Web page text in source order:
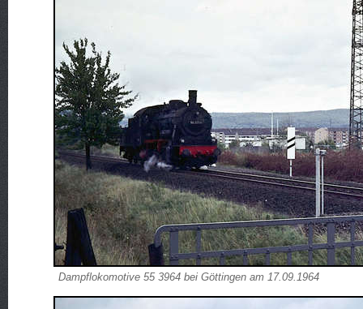
Dampflokomotive 55 3964 bei Göttingen am 17.09.1964